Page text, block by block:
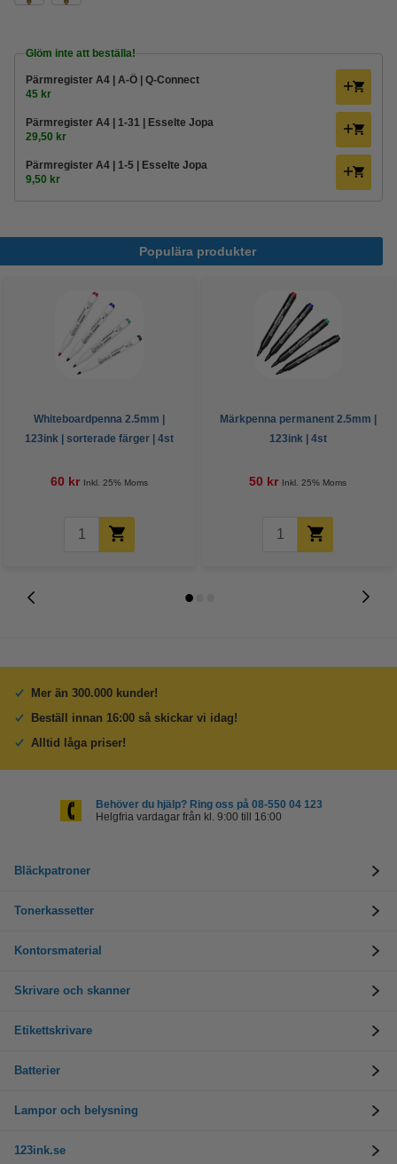
Glöm inte att beställa!
Pärmregister A4 | A-Ö | Q-Connect
45 kr
Pärmregister A4 | 1-31 | Esselte Jopa
29,50 kr
Pärmregister A4 | 1-5 | Esselte Jopa
9,50 kr
Populära produkter
Whiteboardpenna 2.5mm |
123ink | sorterade färger | 4st
60 kr Inkl. 25% Moms
Märkpenna permanent 2.5mm |
123ink | 4st
50 kr Inkl. 25% Moms
Mer än 300.000 kunder!
Beställ innan 16:00 så skickar vi idag!
Alltid låga priser!
Behöver du hjälp? Ring oss på 08-550 04 123
Helgfria vardagar från kl. 9:00 till 16:00
Bläckpatroner
Tonerkassetter
Kontorsmaterial
Skrivare och skanner
Etikettskrivare
Batterier
Lampor och belysning
123ink.se